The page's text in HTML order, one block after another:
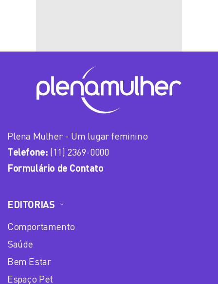
Plena Mulher - Um lugar feminino
Telefone: (11) 2369-0000
Formulário de Contato
EDITORIAS
Comportamento
Saúde
Bem Estar
Espaço Pet